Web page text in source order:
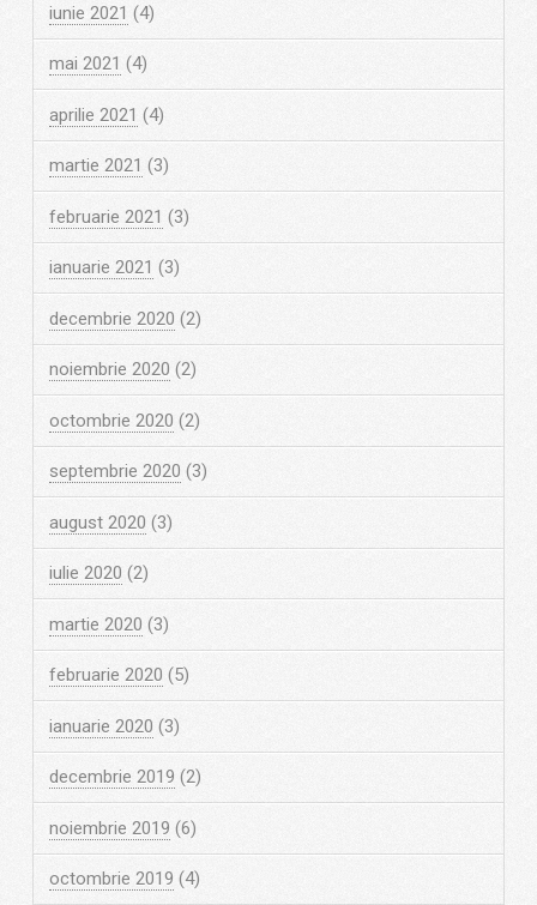
iunie 2021 (4)
mai 2021 (4)
aprilie 2021 (4)
martie 2021 (3)
februarie 2021 (3)
ianuarie 2021 (3)
decembrie 2020 (2)
noiembrie 2020 (2)
octombrie 2020 (2)
septembrie 2020 (3)
august 2020 (3)
iulie 2020 (2)
martie 2020 (3)
februarie 2020 (5)
ianuarie 2020 (3)
decembrie 2019 (2)
noiembrie 2019 (6)
octombrie 2019 (4)